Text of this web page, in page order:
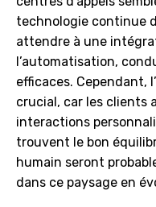
technologie continue
attendre à une
l’automatisation,
efficaces. Cependant,
crucial, car les clients
interactions
trouvent le bon
humain seront
dans ce paysage en